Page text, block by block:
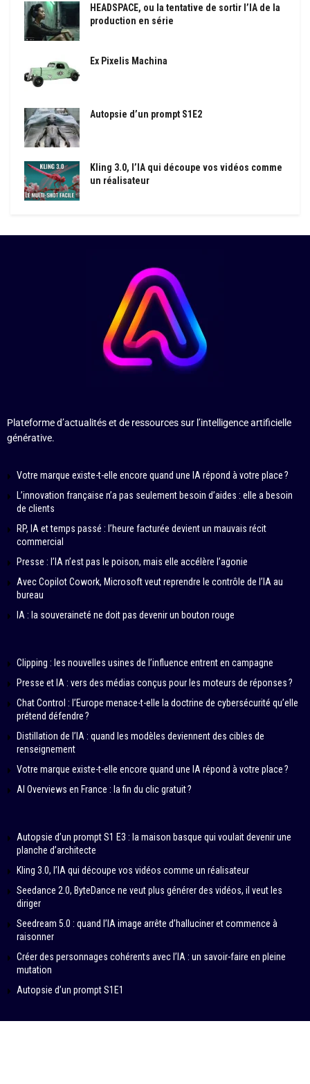
HEADSPACE, ou la tentative de sortir l’IA de la
production en série
Ex Pixelis Machina
Autopsie d’un prompt S1E2
Kling 3.0, l’IA qui découpe vos vidéos comme
un réalisateur
Plateforme d’actualités et de ressources sur l’intelligence artificielle
générative.
Votre marque existe-t-elle encore quand une IA répond à votre place ?
L’innovation française n’a pas seulement besoin d’aides : elle a besoin
de clients
RP, IA et temps passé : l’heure facturée devient un mauvais récit
commercial
Presse : l’IA n’est pas le poison, mais elle accélère l’agonie
Avec Copilot Cowork, Microsoft veut reprendre le contrôle de l’IA au
bureau
IA : la souveraineté ne doit pas devenir un bouton rouge
Clipping : les nouvelles usines de l’influence entrent en campagne
Presse et IA : vers des médias conçus pour les moteurs de réponses ?
Chat Control : l’Europe menace-t-elle la doctrine de cybersécurité qu’elle
prétend défendre ?
Distillation de l’IA : quand les modèles deviennent des cibles de
renseignement
Votre marque existe-t-elle encore quand une IA répond à votre place ?
AI Overviews en France : la fin du clic gratuit ?
Autopsie d’un prompt S1 E3 : la maison basque qui voulait devenir une
planche d’architecte
Kling 3.0, l’IA qui découpe vos vidéos comme un réalisateur
Seedance 2.0, ByteDance ne veut plus générer des vidéos, il veut les
diriger
Seedream 5.0 : quand l’IA image arrête d’halluciner et commence à
raisonner
Créer des personnages cohérents avec l’IA : un savoir-faire en pleine
mutation
Autopsie d’un prompt S1E1